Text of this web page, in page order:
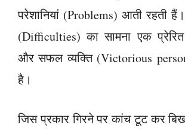
परेशानियां (Problems) आती रहती
(Difficulties) का सामना एक
और सफल व्यक्ति (Victorious
है।
जिस प्रकार गिरने पर कांच टूट कर